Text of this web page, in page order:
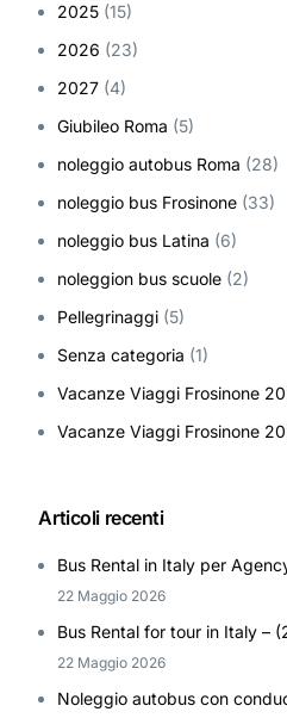
2025 (15)
2026 (23)
2027 (4)
Giubileo Roma (5)
noleggio autobus Roma (28)
noleggio bus Frosinone (33)
noleggio bus Latina (6)
noleggion bus scuole (2)
Pellegrinaggi (5)
Senza categoria (1)
Vacanze Viaggi Frosinone
Vacanze Viaggi Frosinone
Articoli recenti
Bus Rental in Italy per
22 Maggio 2026
Bus Rental for tour in Italy –
22 Maggio 2026
Noleggio autobus con